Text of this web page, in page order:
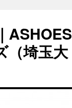
ASHOES
（埼玉大